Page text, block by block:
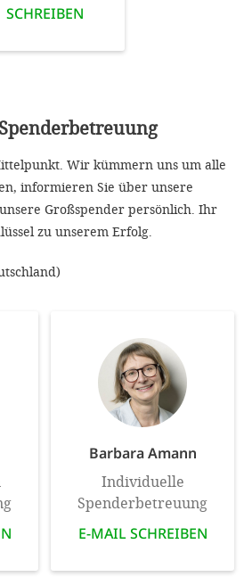
SCHREIBEN
Wir kümmern uns um alle
informieren Sie über unsere
Großspender persönlich. Ihr
zu unserem Erfolg.
Barbara Amann
Individuelle
Spenderbetreuung
E-MAIL SCHREIBEN